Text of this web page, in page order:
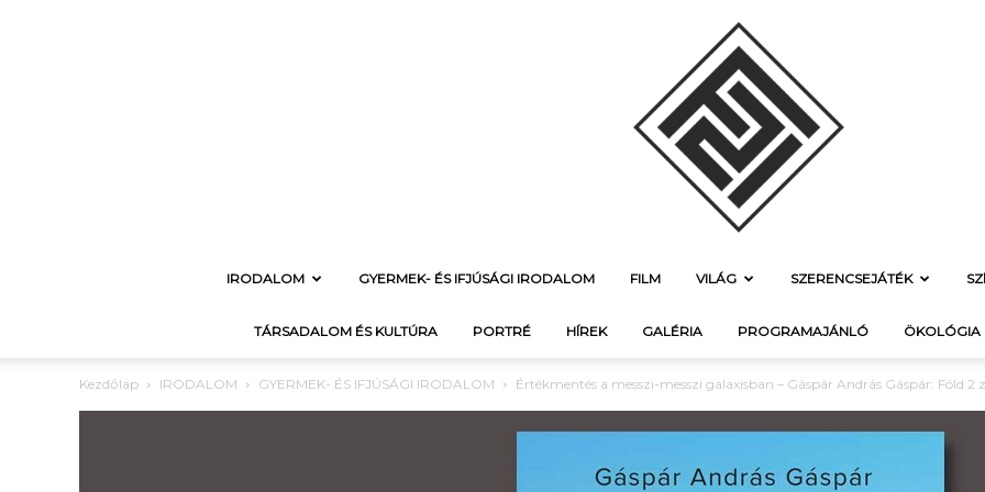
f21.hu
IRODALOM GYERMEK- ÉS IFJÚSÁGI IRODALOM FILM VILÁG SZERENCSEJÁTÉK
TÁRSADALOM ÉS KULTÚRA PORTRÉ HÍREK GALÉRIA PROGRAMAJÁNLÓ ÖKOLÓGIA
Kezdőlap IRODALOM GYERMEK- ÉS IFJÚSÁGI IRODALOM Értékmentés a messzi-messzi galaxisban – Gáspár András Gáspár: Föld 2